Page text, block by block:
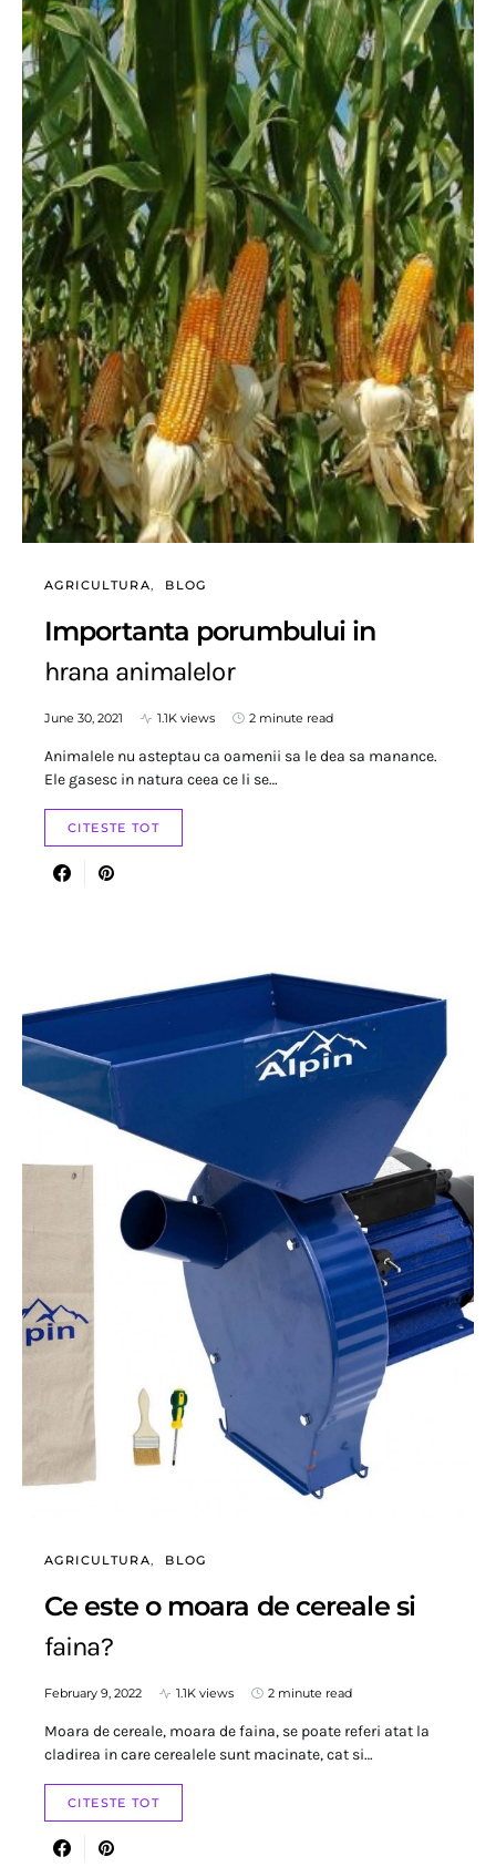
AGRICULTURA BLOG
Importanta porumbului in
hrana animalelor
June 30, 2021 1.1K views 2 minute read
Animalele nu asteptau ca oamenii sa le dea sa manance.
Ele gasesc in natura ceea ce li se…
CITESTE TOT
AGRICULTURA BLOG
Ce este o moara de cereale si
faina?
February 9, 2022 1.1K views 2 minute read
Moara de cereale, moara de faina, se poate referi atat la
cladirea in care cerealele sunt macinate, cat si…
CITESTE TOT